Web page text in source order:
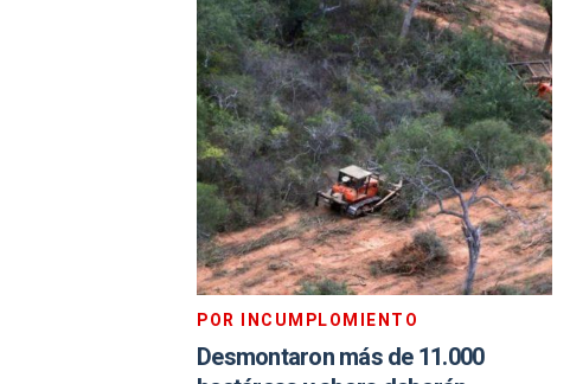
POR INCUMPLOMIENTO
Desmontaron más de 11.000